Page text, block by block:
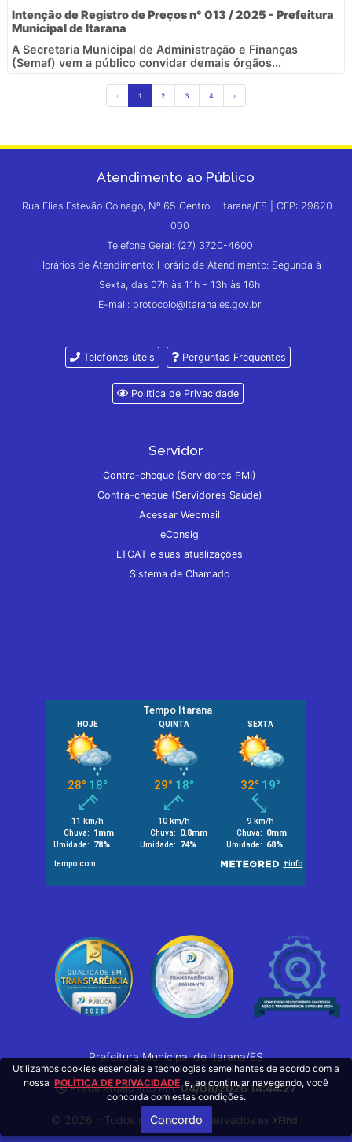
Intenção de Registro de Preços n° 013 / 2025 - Prefeitura
Municipal de Itarana
A Secretaria Municipal de Administração e Finanças
(Semaf) vem a público convidar demais órgãos...
‹ 1 2 3 4 ›
Atendimento ao Público
Rua Elias Estevão Colnago, Nº 65 Centro - Itarana/ES | CEP: 29620-
000
Telefone Geral: (27) 3720-4600
Horários de Atendimento: Horário de Atendimento: Segunda à
Sexta, das 07h às 11h - 13h às 16h
E-mail: protocolo@itarana.es.gov.br
Telefones úteis Perguntas Frequentes
Política de Privacidade
Servidor
Contra-cheque (Servidores PMI)
Contra-cheque (Servidores Saúde)
Acessar Webmail
eConsig
LTCAT e suas atualizações
Sistema de Chamado
Prefeitura Municipal de Itarana/ES
Portal atualizado em:04/08/2026 14:44:27
© 2026 - Todos os Direitos Reservados by XFind
Utilizamos cookies essenciais e tecnologias semelhantes de acordo com a
nossa POLÍTICA DE PRIVACIDADE e, ao continuar navegando, você
concorda com estas condições.
Concordo